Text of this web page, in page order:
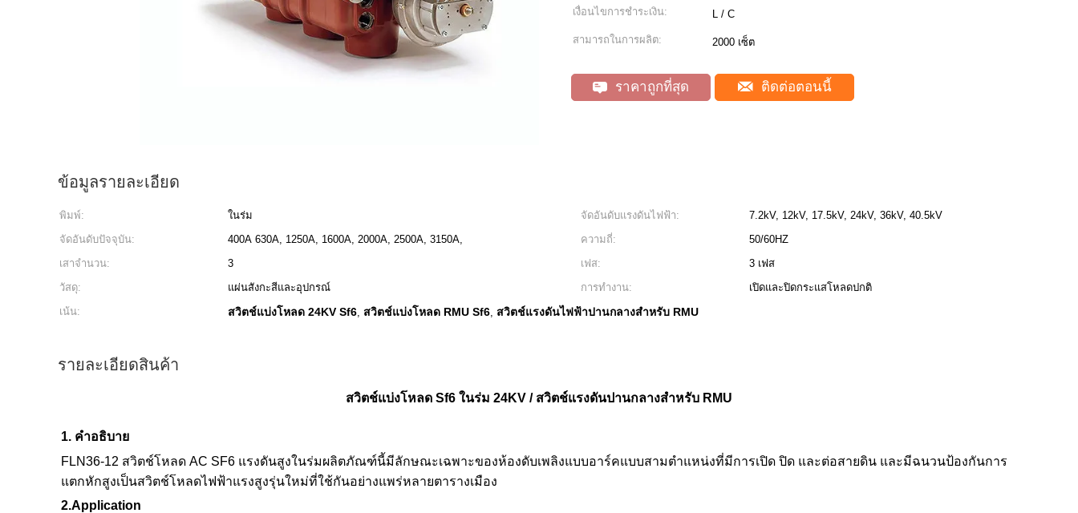
เงื่อนไขการชำระเงิน: L / C
สามารถในการผลิต: 2000 เซ็ต
ราคาถูกที่สุด ติดต่อตอนนี้
ข้อมูลรายละเอียด
พิมพ์: ในร่ม จัดอันดับแรงดันไฟฟ้า:
7.2kV, 12kV, 17.5kV, 24kV, 36kV, 40.5kV
จัดอันดับปัจจุบัน:
400A 630A, 1250A, 1600A, 2000A, 2500A, 3150A, ความถี่:
50/60HZ
เสาจำนวน:
3 เฟส:
3 เฟส
วัสดุ:
แผ่นสังกะสีและอุปกรณ์ การทำงาน:
เปิดและปิดกระแสโหลดปกติ
เน้น:
สวิตช์แบ่งโหลด 24KV Sf6, สวิตช์แบ่งโหลด RMU Sf6, สวิตช์แรงดันไฟฟ้าปานกลางสำหรับ RMU
รายละเอียดสินค้า
สวิตช์แบ่งโหลด Sf6 ในร่ม 24KV / สวิตช์แรงดันปานกลางสำหรับ RMU
1. คำอธิบาย
FLN36-12 สวิตช์โหลด AC SF6 แรงดันสูงในร่มผลิตภัณฑ์นี้มีลักษณะเฉพาะของห้องดับเพลิงแบบอาร์คแบบสามตำแหน่งที่มีการเปิด ปิด และต่อสายดิน และมีฉนวนป้องกันการ
แตกหักสูงเป็นสวิตช์โหลดไฟฟ้าแรงสูงรุ่นใหม่ที่ใช้กันอย่างแพร่หลายตารางเมือง
2.Application